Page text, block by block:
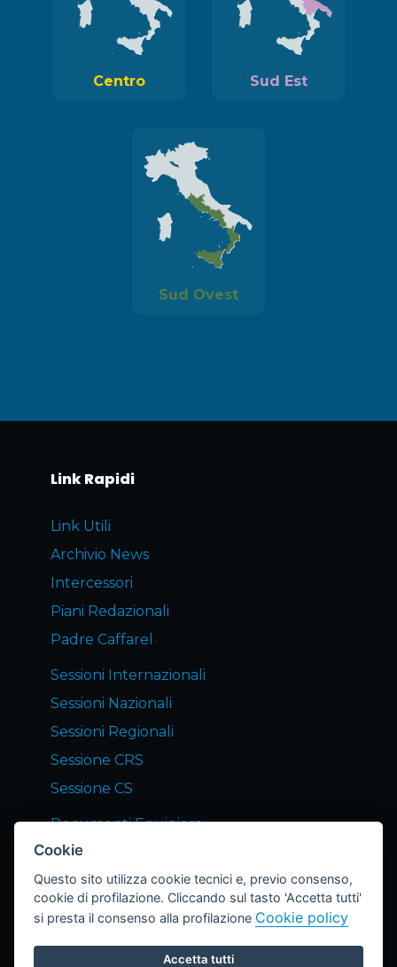
Centro Sud Est
Sud Ovest
Link Rapidi
Link Utili
Archivio News
Intercessori
Piani Redazionali
Padre Caffarel
Sessioni Internazionali
Sessioni Nazionali
Sessioni Regionali
Sessione CRS
Sessione CS
Documenti Equipiers
Servizi END Equipiers
Notizie dagli Equipiers
Lettera END
Cookie
Questo sito utilizza cookie tecnici e, previo consenso,
cookie di profilazione. Cliccando sul tasto 'Accetta tutti'
si presta il consenso alla profilazione Cookie policy
Accetta tutti